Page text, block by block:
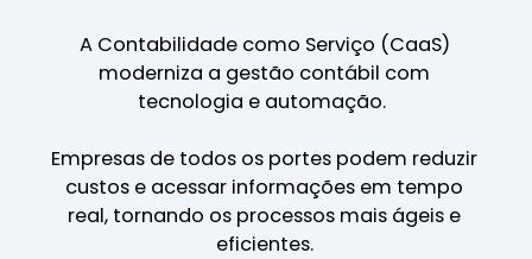
A Contabilidade como Serviço (CaaS)
moderniza a gestão contábil com
tecnologia e automação.
Empresas de todos os portes podem reduzir
custos e acessar informações em tempo
real, tornando os processos mais ágeis e
eficientes.